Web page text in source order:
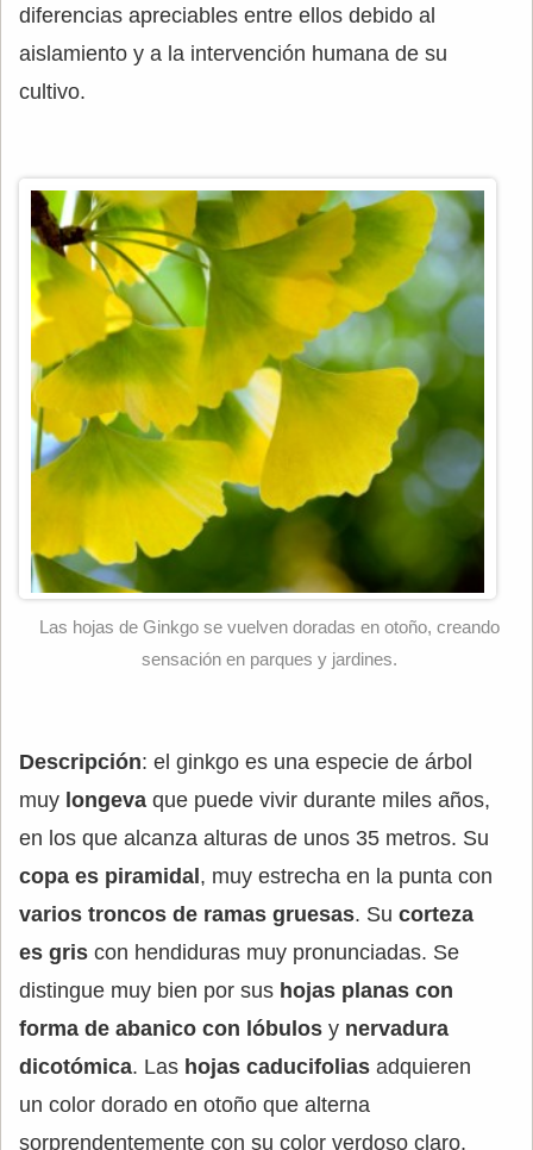
diferencias apreciables entre ellos debido al
aislamiento y a la intervención humana de su
cultivo.
Las hojas de Ginkgo se vuelven doradas en otoño, creando
sensación en parques y jardines.
Descripción: el ginkgo es una especie de árbol
muy longeva que puede vivir durante miles años,
en los que alcanza alturas de unos 35 metros. Su
copa es piramidal, muy estrecha en la punta con
varios troncos de ramas gruesas. Su corteza
es gris con hendiduras muy pronunciadas. Se
distingue muy bien por sus hojas planas con
forma de abanico con lóbulos y nervadura
dicotómica. Las hojas caducifolias adquieren
un color dorado en otoño que alterna
sorprendentemente con su color verdoso claro.